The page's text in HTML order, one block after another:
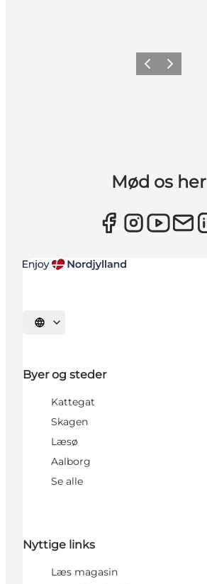
ForrigeNæste
Mød os her
Vælg sprog
Byer og steder
Kattegat
Skagen
Læsø
Aalborg
Se alle
Nyttige links
Læs magasin